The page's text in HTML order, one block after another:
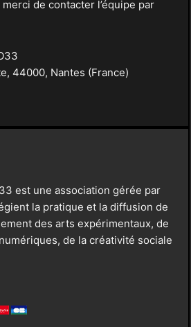
de contacter l’équipe par
44000, Nantes (France)
est une association gérée par
la pratique et la diffusion de
des arts expérimentaux, de
de la créativité sociale